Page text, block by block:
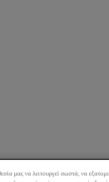
μας να λειτουργεί σωστά, να